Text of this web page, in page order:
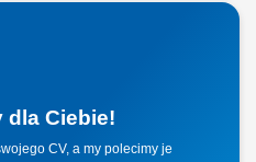
Pozyskiwanie nowych klientów i
nad dystrybucją listew i drzwi w
dla Ciebie!
CV, a my polecimy je